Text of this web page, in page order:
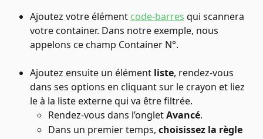
Ajoutez votre élément code-barres qui scannera
votre container. Dans notre exemple, nous
appelons ce champ Container N°.
Ajoutez ensuite un élément liste, rendez-vous
dans ses options en cliquant sur le crayon et liez
le à la liste externe qui va être filtrée.
Rendez-vous dans l’onglet Avancé.
Dans un premier temps, choisissez la règle